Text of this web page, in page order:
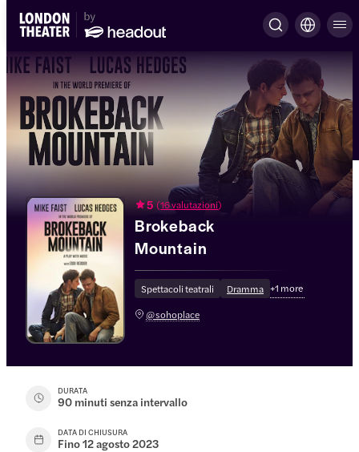
5 (16 valutazioni)
Brokeback
Mountain
Spettacoli teatrali Dramma +1 more
@sohoplace
DURATA
90 minuti senza intervallo
DATA DI CHIUSURA
Fino 12 agosto 2023